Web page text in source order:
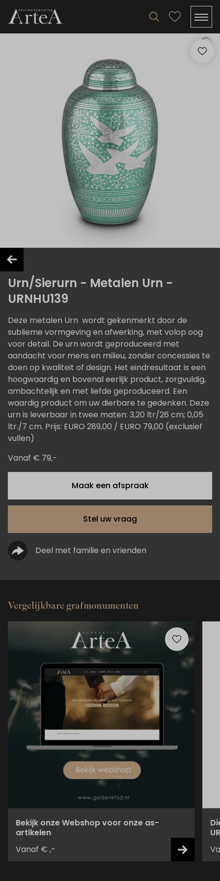
Urn/Sierurn - Metalen Urn -
URNHU139
Deze metalen Urn wordt gekenmerkt door de
sublieme vormgeving en afwerking, met volop oog
voor detail. De urn wordt geproduceerd met
aandacht voor mens en milieu, zonder concessies te
doen op kwaliteit of design. Het eindresultaat is een
hoogwaardig en bovenal eerlijk product, zorgvuldig,
ambachtelijk en met liefde geproduceerd. Een
waardig product om uw dierbare te gedenken. Deze
urn is leverbaar in twee maten: 3,20 ltr/26 cm; 0,05
ltr./7 cm. Prijs: EURO 289,00 / EURO 79,00 (exclusief
vullen)
Vanaf € 79,-
Maak een afspraak
Stel uw vraag
Deel met familie en vrienden
Vergelijkbare grafmonumenten
Bekijk onze Webshop voor onze as-
artikelen
Vanaf € ,-